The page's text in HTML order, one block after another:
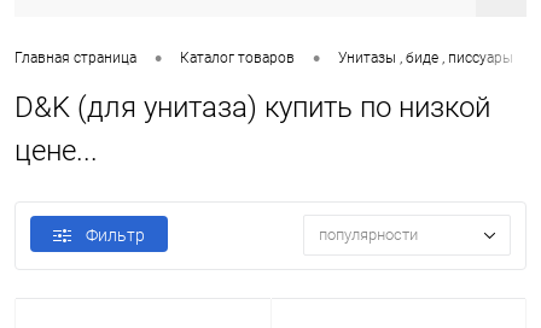
Главная страница • Каталог товаров • Унитазы , биде , писсуары
D&K (для унитаза) купить по низкой
цене...
Фильтр популярности